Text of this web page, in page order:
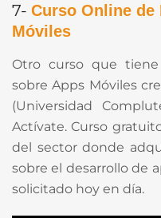
7- Curso Online de
Móviles
Otro curso que
sobre Apps Móviles
(Universidad
Actívate. Curso
del sector donde
sobre el desarrollo de
solicitado hoy en día.